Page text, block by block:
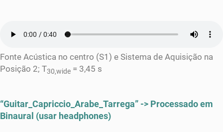
Fonte Acústica no centro (S1) e Sistema de Aquisição na
Posição 2; T30,wide = 3,45 s
“Guitar_Capriccio_Arabe_Tarrega” -> Processado em
Binaural (usar headphones)